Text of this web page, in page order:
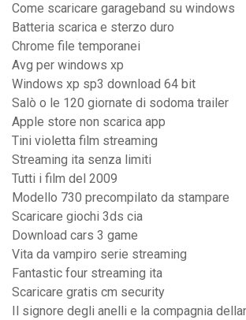
Come scaricare garageband su windows
Batteria scarica e sterzo duro
Chrome file temporanei
Avg per windows xp
Windows xp sp3 download 64 bit
Salò o le 120 giornate di sodoma trailer
Apple store non scarica app
Tini violetta film streaming
Streaming ita senza limiti
Tutti i film del 2009
Modello 730 precompilato da stampare
Scaricare giochi 3ds cia
Download cars 3 game
Vita da vampiro serie streaming
Fantastic four streaming ita
Scaricare gratis cm security
Il signore degli anelli e la compagnia